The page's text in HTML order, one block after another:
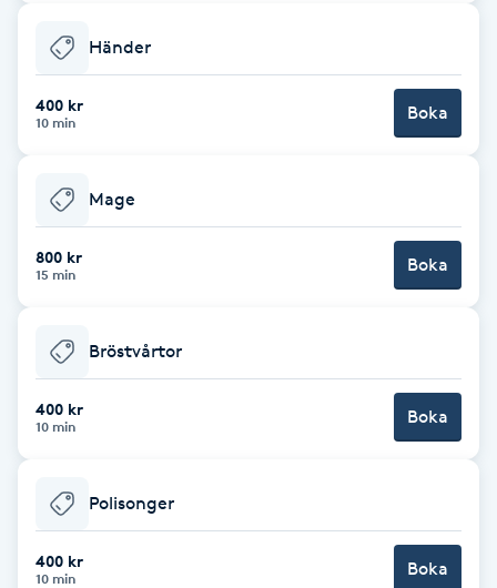
Fransk manikyr
Frekvensterapi
Friskvård
Funktionsanalys
Färgning
Föning
Händer
400 kr
10 min Boka
Mage
800 kr
15 min Boka
Bröstvårtor
400 kr
10 min Boka
Polisonger
400 kr
10 min Boka